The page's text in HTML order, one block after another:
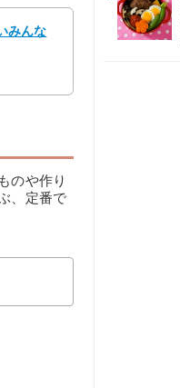
みんな
のや作り
、定番で